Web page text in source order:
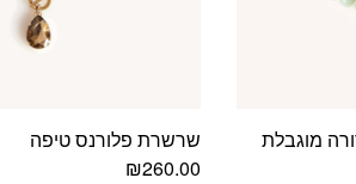
מוגבלת
שרשרת פלורנס טיפה
₪260.00